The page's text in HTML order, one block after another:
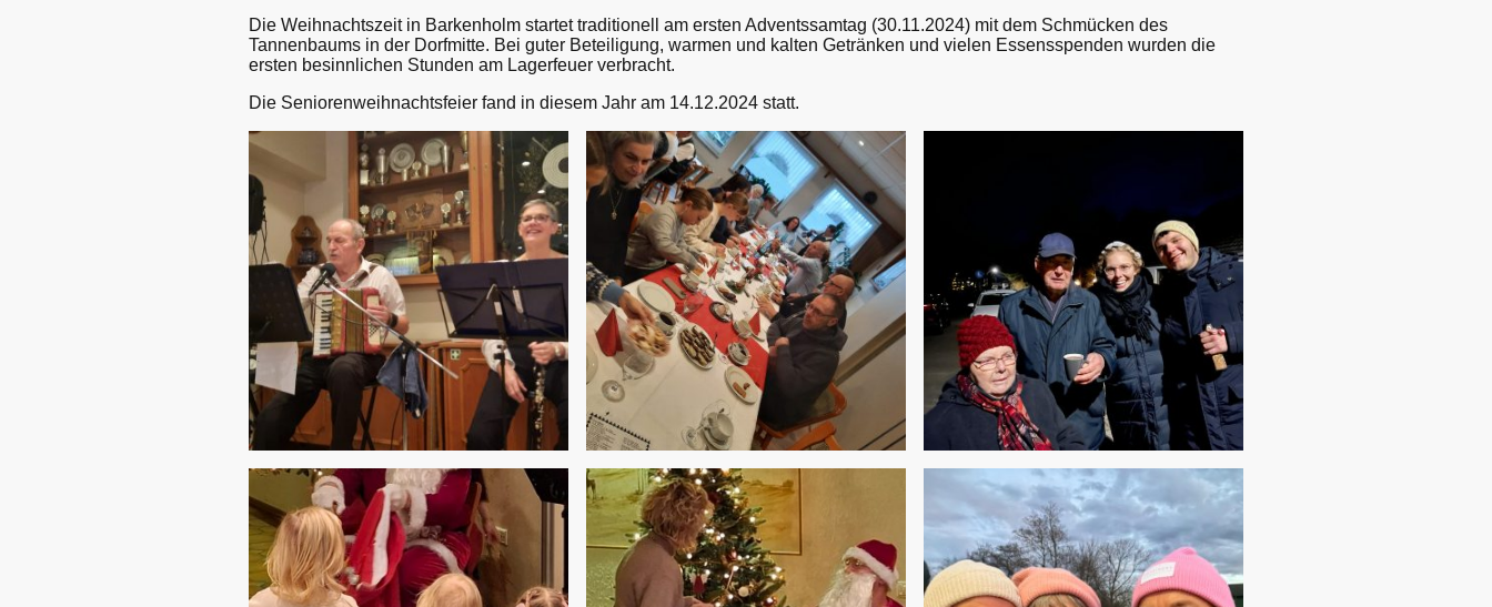
Die Weihnachtszeit in Barkenholm startet traditionell am ersten Adventssamtag (30.11.2024) mit dem Schmücken des
Tannenbaums in der Dorfmitte. Bei guter Beteiligung, warmen und kalten Getränken und vielen Essensspenden wurden die
ersten besinnlichen Stunden am Lagerfeuer verbracht.
Die Seniorenweihnachtsfeier fand in diesem Jahr am 14.12.2024 statt.